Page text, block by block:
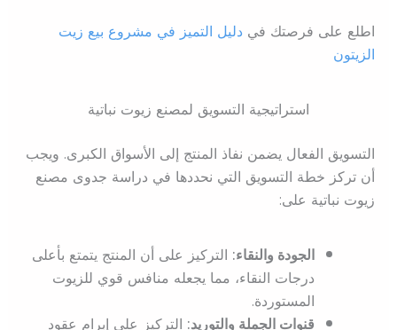
اطلع على فرصتك في دليل التميز في مشروع بيع زيت
الزيتون
استراتيجية التسويق لمصنع زيوت نباتية
التسويق الفعال يضمن نفاذ المنتج إلى الأسواق الكبرى. ويجب
أن تركز خطة التسويق التي نحددها في دراسة جدوى مصنع
زيوت نباتية على:
الجودة والنقاء:التركيز على أن المنتج يتمتع بأعلى
درجات النقاء، مما يجعله منافس قوي للزيوت
المستوردة.
قنوات الجملة والتوريد:التركيز على إبرام عقود